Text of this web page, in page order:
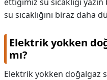
su sıcaklığını biraz daha
Elektrik yokken
mı?
Elektrik yokken doğalgaz